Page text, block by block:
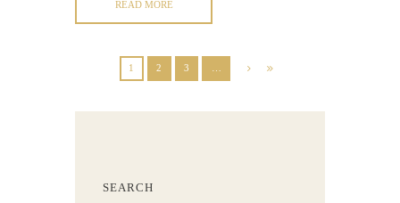
READ MORE
1 2 3 …
SEARCH